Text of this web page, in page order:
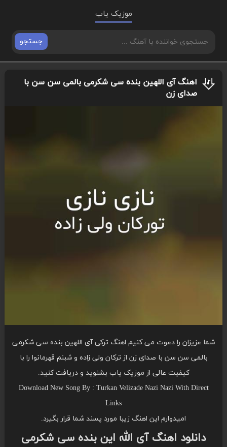
موزیک یاب
جستجو
اهنگ آی اللهین بنده سی شکرمی بالمی سن سن با
صدای زن
شما عزیزان را دعوت می کنیم اهنگ ترکی آی اللهین بنده سی شکرمی
بالمی سن سن با صدای زن از ترکان ولی زاده و شبنم قهرمانوا را با
کیفیت عالی از موزیک یاب بشنوید و دریافت کنید.
Download New Song By : Turkan Velizade Nazi Nazi With Direct
Links
امیدوارم این اهنگ زیبا مورد پسند شما قرار بگیرد.
دانلود اهنگ آی الله این بنده سی شکرمی